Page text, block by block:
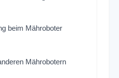
beim Mähroboter
Mährobotern